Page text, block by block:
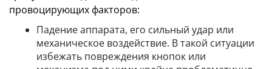
провоцирующих факторов:
Падение аппарата, его сильный удар или
механическое воздействие. В такой ситуации
избежать повреждения кнопок или